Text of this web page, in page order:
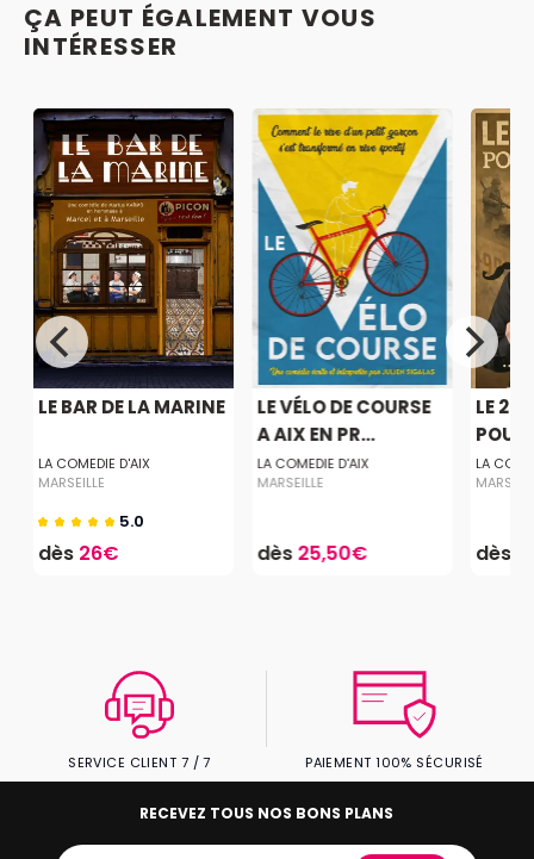
ÇA PEUT ÉGALEMENT VOUS
INTÉRESSER
LE BAR DE LA MARINE
LA COMEDIE D'AIX
MARSEILLE
5.0
dès 26€
LE VÉLO DE COURSE
A AIX EN PR...
LA COMEDIE D'AIX
MARSEILLE
dès25,50€
LE
POUR
LA
dès
SERVICE CLIENT 7 / 7 PAIEMENT 100% SÉCURISÉ
RECEVEZ TOUS NOS BONS PLANS